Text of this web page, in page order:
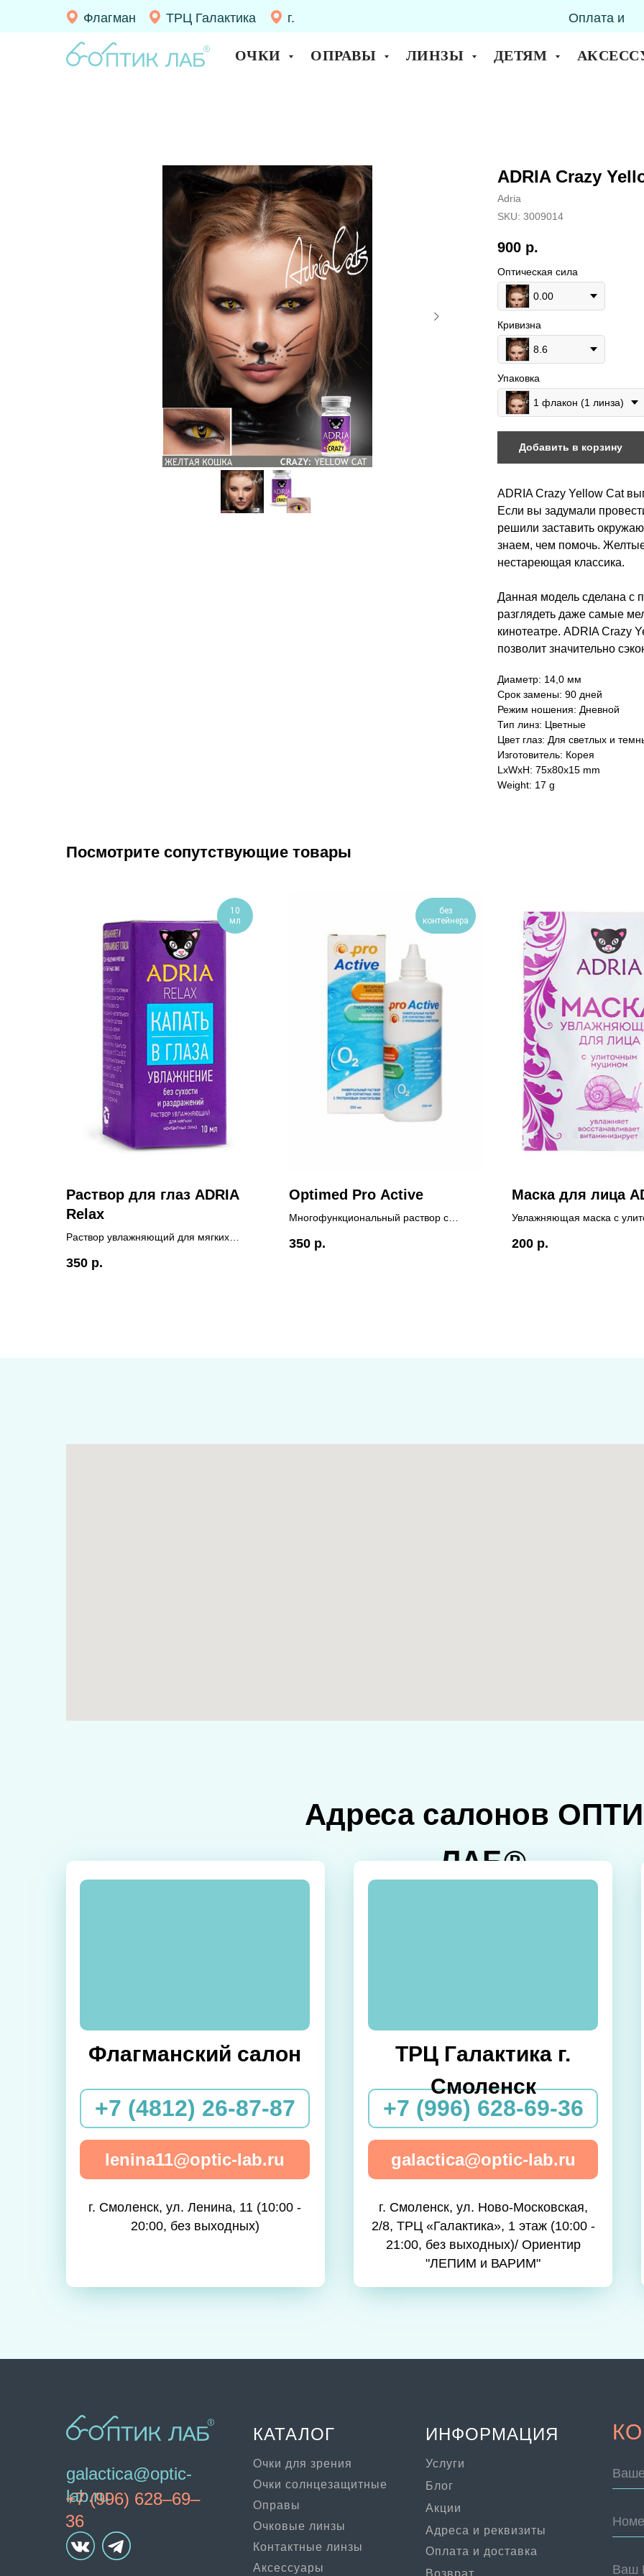
Флагман ТРЦ Галактика
Оплата и
г.
ОЧКИ ОПРАВЫ ЛИНЗЫ ДЕТЯМ
ADRIA Crazy
Adria
SKU: 3009014
900 р.
Оптическая сила
0.00
Кривизна
8.6
Упаковка
1 флакон (1 линза)
Добавить в корзину
ADRIA Crazy Yellow Cat
Если вы задумали
решили заставить
знаем, чем помочь.
нестареющая классика.
Данная модель сделана с
разглядеть даже самые
кинотеатре. ADRIA Crazy
позволит значительно
Диаметр: 14,0 мм
Срок замены: 90 дней
Режим ношения: Дневной
Тип линз: Цветные
Цвет глаз: Для светлых и
Изготовитель: Корея
LxWxH: 75x80x15 mm
Weight: 17 g
Посмотрите сопутствующие товары
10
мл
Раствор для глаз ADRIA
Relax
Раствор увлажняющий для мягких
сухости и раздражений. Страна-
350 р.
без
контейнера
Optimed Pro Active
Многофункциональный раствор с
всех типов МКЛ
350 р.
Маска для лица
Увлажняющая маска с
200 р.
Адреса салонов
ЛАБ®
г. Смоленск, ул. Ленина, 11 (10:00 -
20:00, без выходных)
Флагманский салон
+7 (4812) 26-87-87
lenina11@optic-lab.ru
+7 (996) 628-69-36
galactica@optic-lab.ru
ТРЦ Галактика г.
Смоленск
г. Смоленск, ул. Ново-Московская,
2/8, ТРЦ «Галактика», 1 этаж (10:00 -
21:00, без выходных)/ Ориентир
"ЛЕПИМ и ВАРИМ"
galactica@optic-
lab.ru
Очки для зрения
Очки солнцезащитные
Очковые линзы
Оправы
Контактные линзы
Аксессуары
+7 (996) 628–69–
36
ИНФОРМАЦИЯ
Услуги
КАТАЛОГ
Адреса и реквизиты
Ваш
Оплата и доставка
Блог
Акции